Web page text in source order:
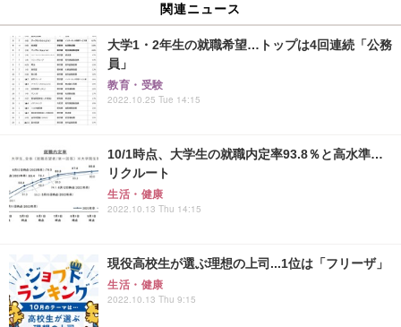
関連ニュース
大学1・2年生の就職希望…トップは4回連続「公務
員」
教育・受験
2022.10.25 Tue 14:15
10/1時点、大学生の就職内定率93.8％と高水準…
リクルート
生活・健康
2022.10.13 Thu 14:15
現役高校生が選ぶ理想の上司...1位は「フリーザ」
生活・健康
2022.10.13 Thu 9:15